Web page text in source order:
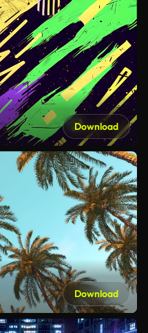
Download
Download